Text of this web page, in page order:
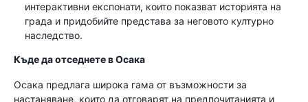
интерактивни експонати, които показват историята на
града и придобийте представа за неговото културно
наследство.
Къде да отседнете в Осака
Осака предлага широка гама от възможности за
настаняване, които да отговарят на предпочитанията и